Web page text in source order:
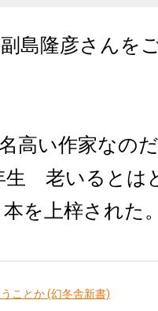
島隆彦さんを
高い作家なの
生 老いるとは
本を上梓された
ことか (幻冬舎新書)